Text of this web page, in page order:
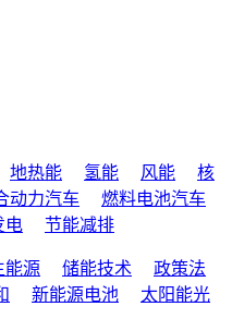
地热能 氢能 风能
核
动力汽车
燃料电池汽车
电 节能减排
能源 储能技术
政策法
新能源电池
太阳能光